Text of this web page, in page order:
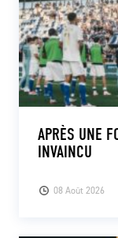
08 Août 2026
APRÈS UNE
INVAINCU